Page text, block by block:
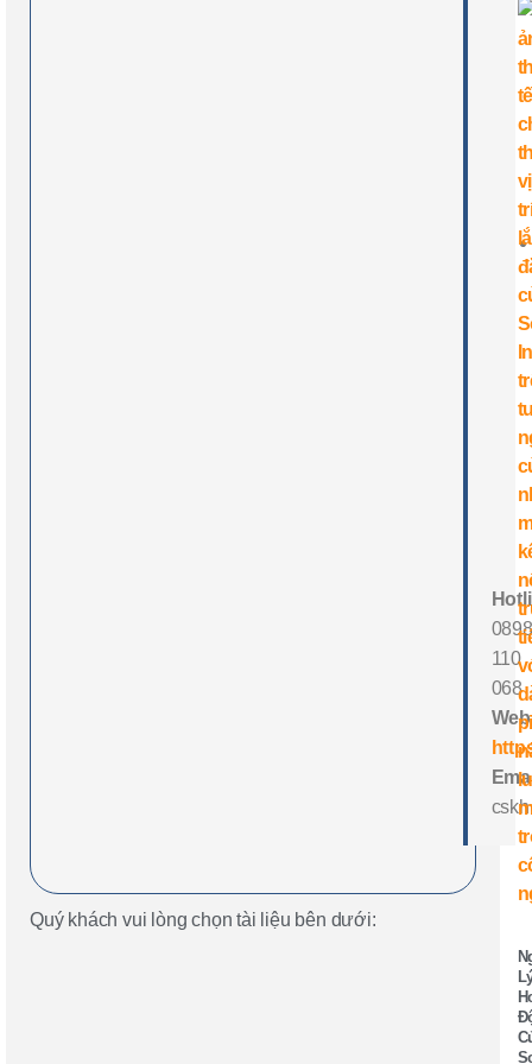
0898
110
068
Quý khách vui lòng chọn tài liệu bên dưới: